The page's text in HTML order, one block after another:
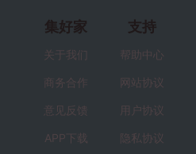
集好家
关于我们
商务合作
意见反馈
APP下载
支持
帮助中心
网站协议
用户协议
隐私协议